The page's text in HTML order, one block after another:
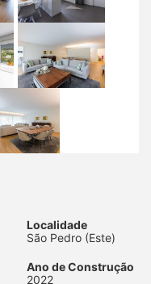
Localidade
São Pedro (Este)
Ano de Construção
2022